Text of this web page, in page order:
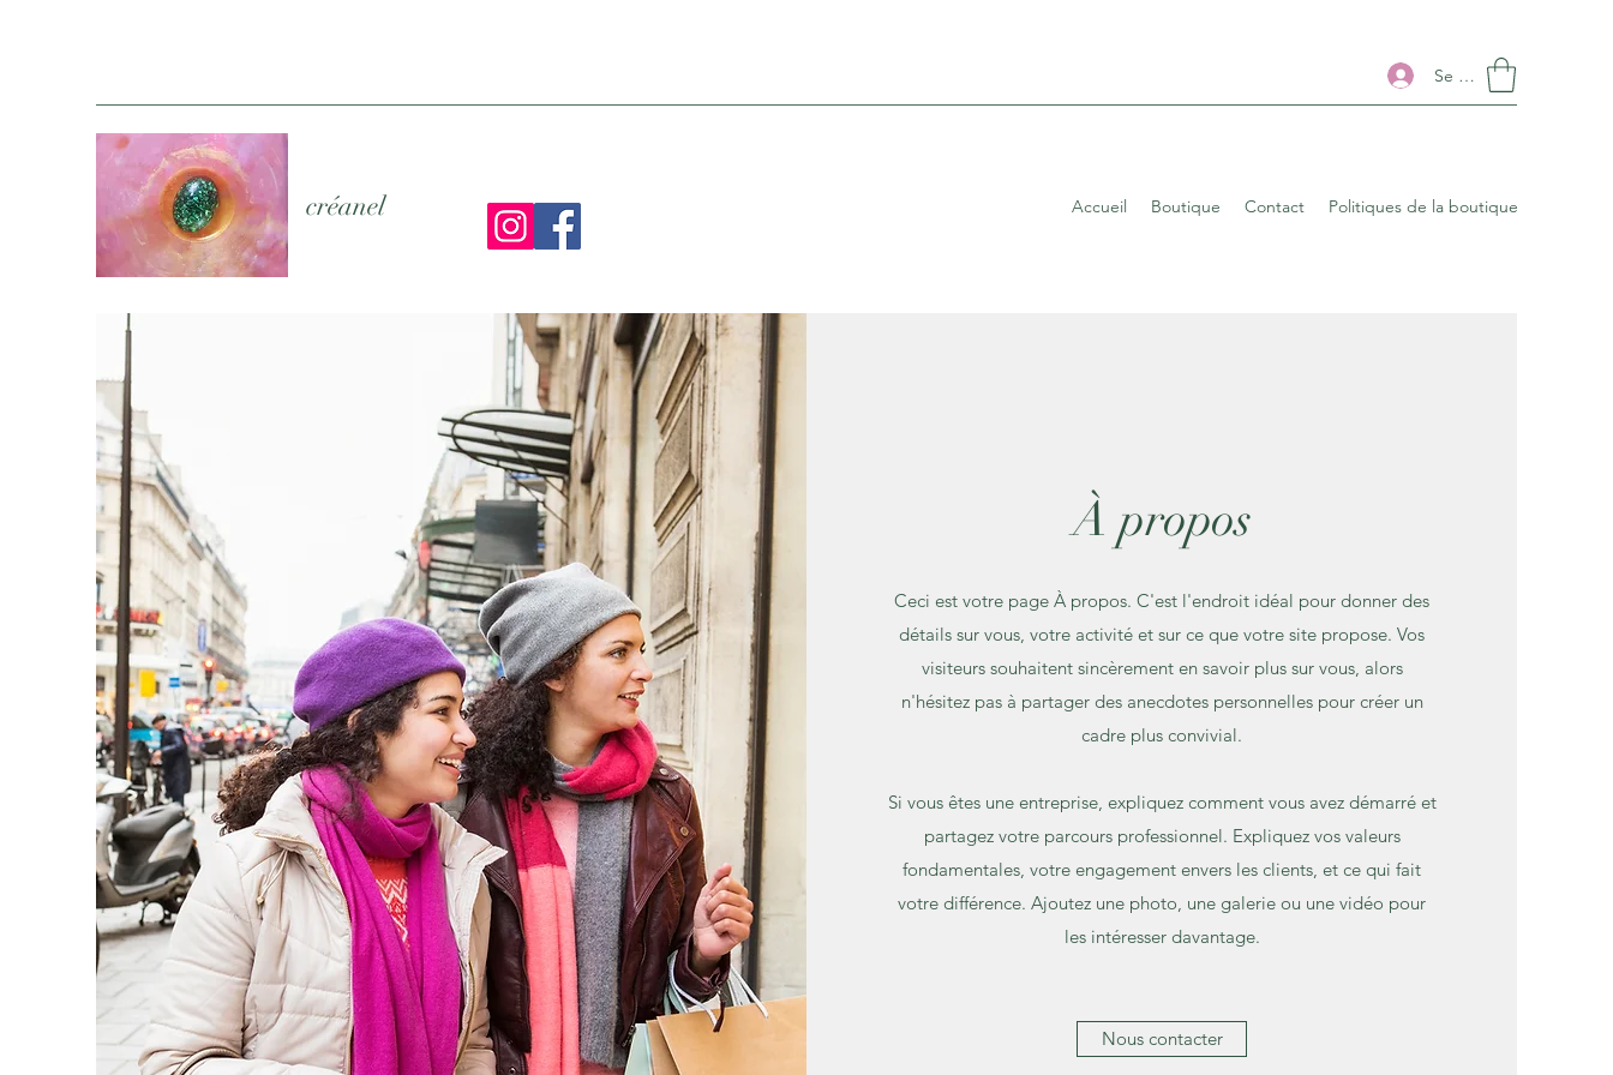
Se connecter
créanel Accueil Boutique Contact Politiques de la boutique
À propos
Ceci est votre page À propos. C'est l'endroit idéal pour donner des
détails sur vous, votre activité et sur ce que votre site propose. Vos
visiteurs souhaitent sincèrement en savoir plus sur vous, alors
n'hésitez pas à partager des anecdotes personnelles pour créer un
cadre plus convivial.
Si vous êtes une entreprise, expliquez comment vous avez démarré et
partagez votre parcours professionnel. Expliquez vos valeurs
fondamentales, votre engagement envers les clients, et ce qui fait
votre différence. Ajoutez une photo, une galerie ou une vidéo pour
les intéresser davantage.
Nous contacter